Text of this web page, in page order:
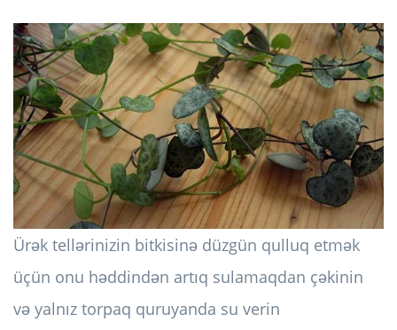
Ürək tellərinizin bitkisinə düzgün qulluq etmək
üçün onu həddindən artıq sulamaqdan çəkinin
və yalnız torpaq quruyanda su verin